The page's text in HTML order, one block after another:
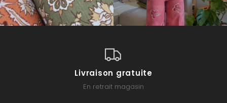
Livraison gratuite
En retrait magasin